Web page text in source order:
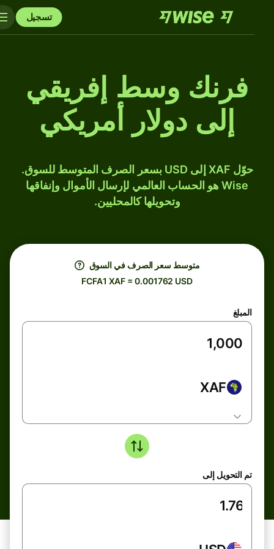
تسجيل
فرنك وسط إفريقي
إلى دولار أمريكي
حوّل XAF إلى USD بسعر الصرف المتوسط للسوق.
Wise هو الحساب العالمي لإرسال الأموال وإنفاقها
وتحويلها كالمحليين.
متوسط ​​سعر الصرف في السوق
FCFA1 XAF = 0.001762 USD
المبلغ
XAF
تم التحويل إلى